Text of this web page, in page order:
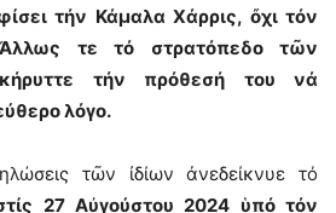
τήν Κάμαλα Χάρρις, ὄχι τόν
τε τό στρατόπεδο τῶν
τήν πρόθεσή του νά
λόγο.
τῶν ἰδίων ἀνεδείκνυε τό
27 Αὐγούστου 2024 ὑπό τόν